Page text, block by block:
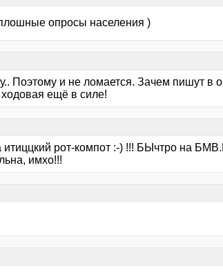
опросы населения )
Поэтому и не ломается. Зачем пишут в
ещё в силе!
рот-компот :-) !!! БЫчтро на
имхо!!!